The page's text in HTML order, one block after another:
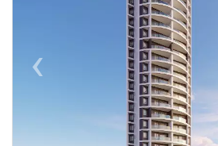
‹Previous